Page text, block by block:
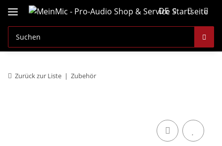
DE
Zurück zur Liste Zubehör